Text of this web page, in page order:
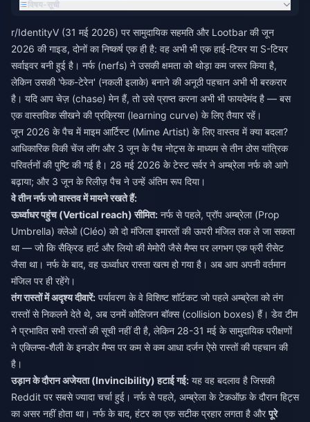
विषय-सूची
r/IdentityV (31 मई 2026) पर सामुदायिक सहमति और Lootbar की जून
2026 की गाइड, दोनों का निष्कर्ष एक ही है: वह अभी भी एक हाई-टियर या S-टियर
सर्वाइवर बनी हुई है। नर्फ (nerfs) ने उसकी क्षमता को थोड़ा कम जरूर किया है,
लेकिन उसकी 'फेक-टेरेन' (नकली इलाके) बनाने की अनूठी पहचान अभी भी बरकरार
है। यदि आप चेज़ (chase) मेन हैं, तो उसे प्राप्त करना अभी भी फायदेमंद है — बस
एक वास्तविक सीखने की प्रक्रिया (learning curve) के लिए तैयार रहें।
जून 2026 के पैच में माइम आर्टिस्ट (Mime Artist) के लिए वास्तव में क्या बदला?
आधिकारिक विकी चेंज लॉग और 3 जून के पैच नोट्स के माध्यम से तीन ठोस यांत्रिक
परिवर्तनों की पुष्टि की गई है। 28 मई 2026 के टेस्ट सर्वर ने अम्ब्रेला नर्फ को आगे
बढ़ाया; और 3 जून के रिलीज़ पैच ने उन्हें अंतिम रूप दिया।
वे तीन नर्फ जो वास्तव में मायने रखते हैं:
ऊर्ध्वाधर पहुंच (Vertical reach) सीमित: नर्फ से पहले, प्रॉप अम्ब्रेला (Prop
Umbrella) क्लेओ (Cléo) को दो मंजिला इमारतों की ऊपरी मंजिल तक ले जा सकता
था — जो कि सैक्रिड हार्ट और लियो की मेमोरी जैसे मैप्स पर लगभग एक फ्री रीसेट
जैसा था। नर्फ के बाद, वह ऊर्ध्वाधर रास्ता खत्म हो गया है। अब आप अपनी वर्तमान
मंजिल पर ही रहेंगे।
तंग रास्तों में अदृश्य दीवारें: पर्यावरण के वे विशिष्ट शॉर्टकट जो पहले अम्ब्रेला को तंग
रास्तों से निकलने देते थे, अब उनमें कोलिजन बॉक्स (collision boxes) हैं। डेव टीम
ने प्रभावित सभी रास्तों की सूची नहीं दी है, लेकिन 28-31 मई के सामुदायिक परीक्षणों
ने एक्लिप्स-शैली के इनडोर मैप्स पर कम से कम आधा दर्जन ऐसे रास्तों की पहचान की
है।
उड़ान के दौरान अजेयता (Invincibility) हटाई गई: यह वह बदलाव है जिसकी
Reddit पर सबसे ज्यादा चर्चा हुई। नर्फ से पहले, अम्ब्रेला के टेकऑफ़ के दौरान हिट्स
का असर नहीं होता था। नर्फ के बाद, हंटर का एक सटीक प्रहार लगता है औरपूरे